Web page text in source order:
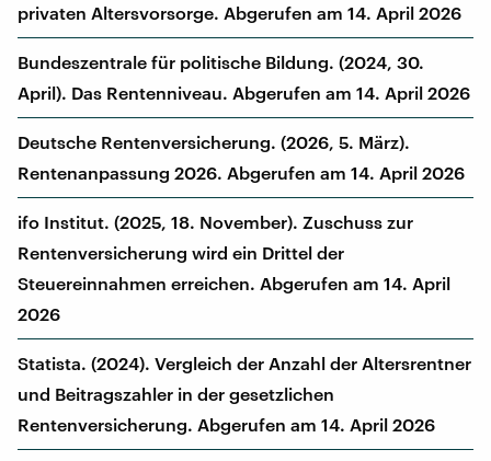
privaten Altersvorsorge. Abgerufen am 14. April 2026
Bundeszentrale für politische Bildung. (2024, 30.
April). Das Rentenniveau. Abgerufen am 14. April 2026
Deutsche Rentenversicherung. (2026, 5. März).
Rentenanpassung 2026. Abgerufen am 14. April 2026
ifo Institut. (2025, 18. November). Zuschuss zur
Rentenversicherung wird ein Drittel der
Steuereinnahmen erreichen. Abgerufen am 14. April
2026
Statista. (2024). Vergleich der Anzahl der Altersrentner
und Beitragszahler in der gesetzlichen
Rentenversicherung. Abgerufen am 14. April 2026